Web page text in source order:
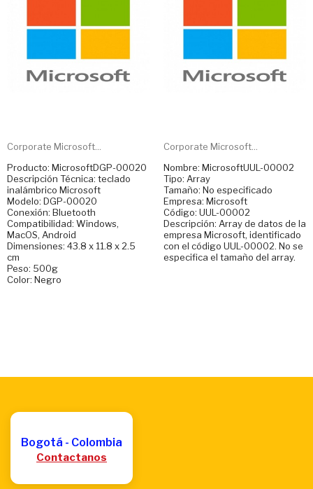
Corporate Microsoft...
Producto: MicrosoftDGP-00020
Descripción Técnica: teclado
inalámbrico Microsoft
Modelo: DGP-00020
Conexión: Bluetooth
Compatibilidad: Windows,
MacOS, Android
Dimensiones: 43.8 x 11.8 x 2.5
cm
Peso: 500g
Color: Negro
Corporate Microsoft...
Nombre: MicrosoftUUL-00002
Tipo: Array
Tamaño: No especificado
Empresa: Microsoft
Código: UUL-00002
Descripción: Array de datos de la
empresa Microsoft, identificado
con el código UUL-00002. No se
especifica el tamaño del array.
Bogotá - Colombia
Contactanos